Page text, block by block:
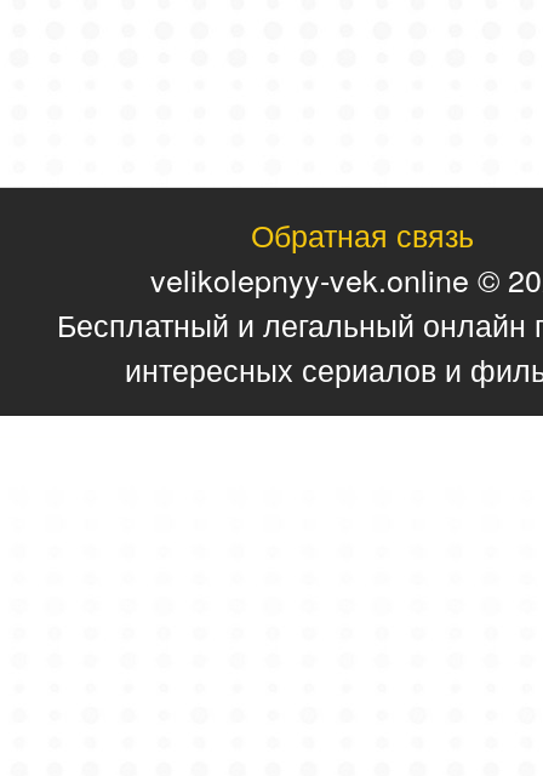
Обратная связь
velikolepnyy-vek.online ©
Бесплатный и легальный онлайн
интересных сериалов и